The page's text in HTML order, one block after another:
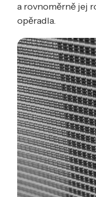
a rovnoměrně jej
opěradla.